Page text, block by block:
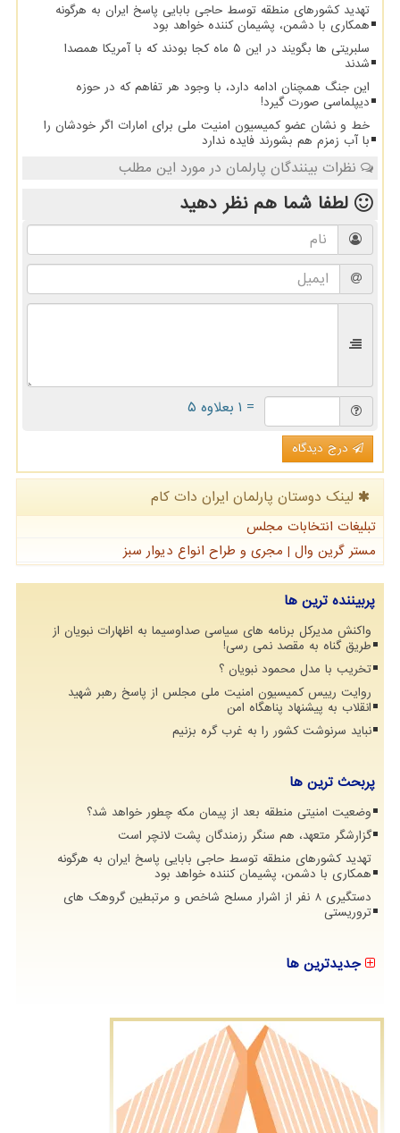
تهدید کشورهای منطقه توسط حاجی بابایی پاسخ ایران به هرگونه
همکاری با دشمن، پشیمان کننده خواهد بود
سلبریتی ها بگویند در این ۵ ماه کجا بودند که با آمریکا همصدا
شدند
این جنگ همچنان ادامه دارد، با وجود هر تفاهم که در حوزه
دیپلماسی صورت گیرد!
خط و نشان عضو کمیسیون امنیت ملی برای امارات اگر خودشان را
با آب زمزم هم بشورند فایده ندارد
نظرات بینندگان پارلمان در مورد این مطلب
لطفا شما همنظر دهید
= ۱ بعلاوه ۵
درج دیدگاه
لینک دوستان پارلمان ایران دات كام
تبلیغات انتخابات مجلس
مستر گرین وال | مجری و طراح انواع دیوار سبز
پربیننده ترین ها
واکنش مدیرکل برنامه های سیاسی صداوسیما به اظهارات نبویان از
طریق گناه به مقصد نمی رسی!
تخریب با مدل محمود نبویان ؟
روایت رییس کمیسیون امنیت ملی مجلس از پاسخ رهبر شهید
انقلاب به پیشنهاد پناهگاه امن
نباید سرنوشت کشور را به غرب گره بزنیم
پربحث ترین ها
وضعیت امنیتی منطقه بعد از پیمان مکه چطور خواهد شد؟
گزارشگر متعهد، هم سنگر رزمندگان پشت لانچر است
تهدید کشورهای منطقه توسط حاجی بابایی پاسخ ایران به هرگونه
همکاری با دشمن، پشیمان کننده خواهد بود
دستگیری 8 نفر از اشرار مسلح شاخص و مرتبطین گروهک های
تروریستی
جدیدترین ها